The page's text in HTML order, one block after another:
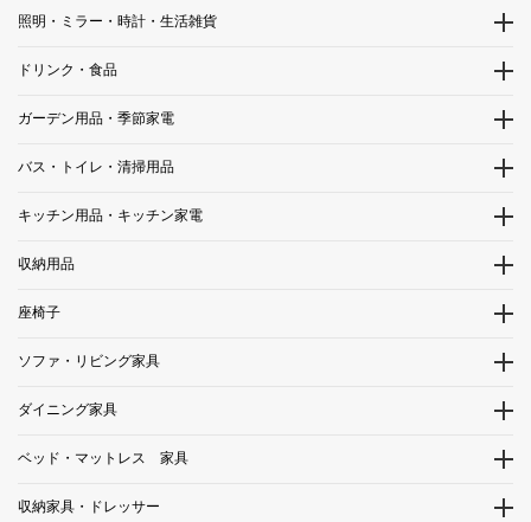
照明・ミラー・時計・生活雑貨
ドリンク・食品
ガーデン用品・季節家電
バス・トイレ・清掃用品
キッチン用品・キッチン家電
収納用品
座椅子
ソファ・リビング家具
ダイニング家具
ベッド・マットレス 家具
収納家具・ドレッサー